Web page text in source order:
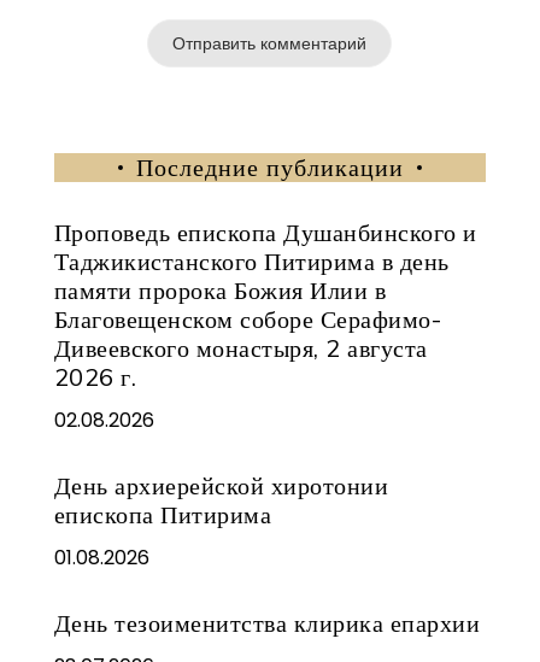
Последние публикации
Проповедь епископа Душанбинского и
Таджикистанского Питирима в день
памяти пророка Божия Илии в
Благовещенском соборе Серафимо-
Дивеевского монастыря, 2 августа
2026 г.
02.08.2026
День архиерейской хиротонии
епископа Питирима
01.08.2026
День тезоименитства клирика епархии